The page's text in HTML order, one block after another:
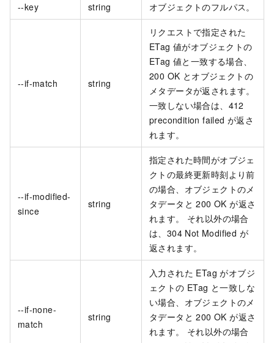
--key string オブジェクトのフルパス。
--if-match string
リクエストで指定された
ETag 値がオブジェクトの
ETag 値と一致する場合、
200 OK とオブジェクトの
メタデータが返されます。
一致しない場合は、412
precondition failed が返さ
れます。
--if-modified-
since
string
指定された時間がオブジェ
クトの最終更新時刻より前
の場合、オブジェクトのメ
タデータと 200 OK が返さ
れます。 それ以外の場合
は、304 Not Modified が
返されます。
--if-none-
match
string
入力された ETag がオブジ
ェクトの ETag と一致しな
い場合、オブジェクトのメ
タデータと 200 OK が返さ
れます。 それ以外の場合